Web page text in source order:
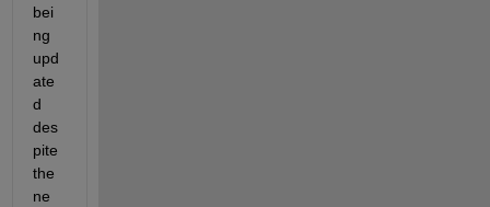
bei
ng
upd
ate
d
des
pite
the
ne